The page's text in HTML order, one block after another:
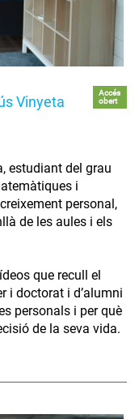
Vinyeta
Accés
obert
estudiant del grau
i
personal,
de les aules i els
que recull el
i doctorat i d’alumni
personals i per què
de la seva vida.